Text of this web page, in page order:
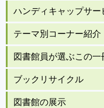
ハンディキャップサー
テーマ別コーナー紹介
図書館員が選ぶこの一
ブックリサイクル
図書館の展示